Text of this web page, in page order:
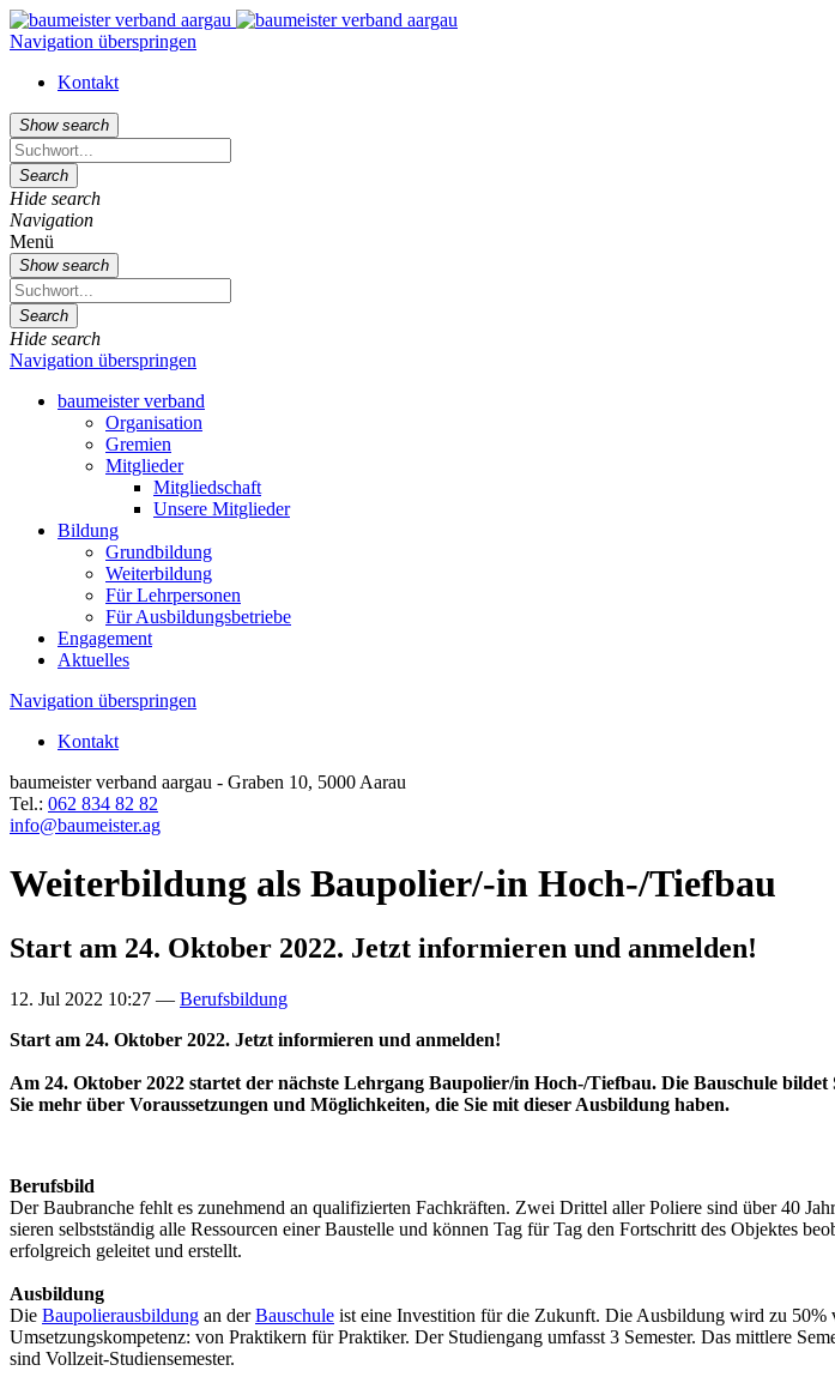
Navigation überspringen
Kontakt
Show search
Search
Hide search
Navigation
Menü
Show search
Search
Hide search
Navigation überspringen
baumeister verband
Organisation
Gremien
Mitglieder
Mitgliedschaft
Unsere Mitglieder
Bildung
Grundbildung
Weiterbildung
Für Lehrpersonen
Für Ausbildungsbetriebe
Engagement
Aktuelles
Navigation überspringen
Kontakt
baumeister verband aargau - Graben 10, 5000 Aarau
Tel.: 062 834 82 82
info@baumeister.ag
Weiterbildung als Baupolier/-in Hoch-/Tiefbau
Start am 24. Oktober 2022. Jetzt informieren und anmelden!
12. Jul 2022 10:27 — Berufsbildung
Start am 24. Oktober 2022. Jetzt informieren und anmelden!
Am 24. Oktober 2022 startet der nächste Lehrgang Baupolier/in Hoch-/Tiefbau. Die Bauschule
Sie mehr über Voraussetzungen und Möglichkeiten, die Sie mit dieser Ausbildung haben.
Berufsbild
Der Baubranche fehlt es zunehmend an qualifizierten Fachkräften. Zwei Drittel aller Poliere sind über 40
sieren selbstständig alle Ressourcen einer Baustelle und können Tag für Tag den Fortschritt des Objektes
erfolgreich geleitet und erstellt.
Ausbildung
Die Baupolierausbildung an derBauschule ist eine Investition für die Zukunft. Die Ausbildung wird zu 50%
Umsetzungskompetenz: von Praktikern für Praktiker. Der Studiengang umfasst 3 Semester. Das mittlere
sind Vollzeit-Studiensemester.